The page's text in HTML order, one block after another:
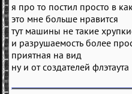
я про то постил просто в
это мне больше нравится
тут машины не такие
и разрушаемость более
приятная на вид
ну и от создателей флэтаута